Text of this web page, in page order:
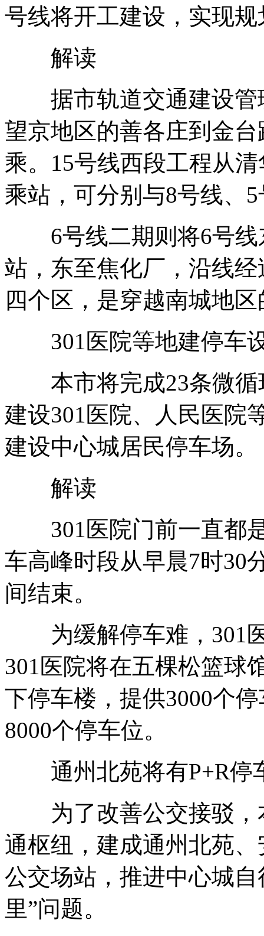
号线将开工建设，实现
解读
据市轨道交通建设管
望京地区的善各庄到金
乘。15号线西段工程从
乘站，可分别与8号线、
6号线二期则将6号线
站，东至焦化厂，沿线
四个区，是穿越南城地
301医院等地建停车
本市将完成23条微循
建设301医院、人民医院
建设中心城居民停车场。
解读
301医院门前一直都是
车高峰时段从早晨7时30
间结束。
为缓解停车难，301医
301医院将在五棵松篮球
下停车楼，提供3000个
8000个停车位。
通州北苑将有P+R停
为了改善公交接驳，
通枢纽，建成通州北苑
公交场站，推进中心城
里”问题。